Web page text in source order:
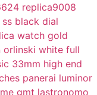
replica9008
black dial
watch gold
orlinski white full
33mm high end
panerai luminor
gmt lastronomo